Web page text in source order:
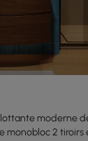
moderne
monobloc 2 tiroirs